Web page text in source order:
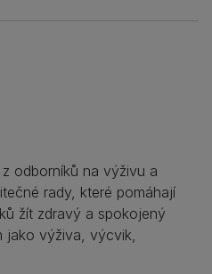
odborníků na výživu a
rady, které pomáhají
žít zdravý a spokojený
jako výživa, výcvik,